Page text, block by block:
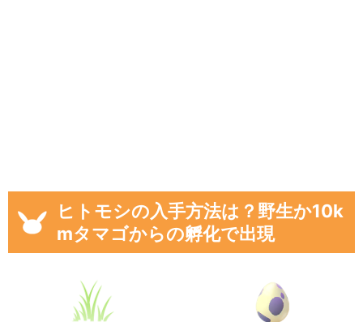
ヒトモシの入手方法は？野生か10k
mタマゴからの孵化で出現